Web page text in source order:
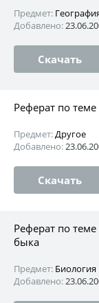
Предмет:
Добавлено:
Скачать
Реферат по
Предмет:Другое
Добавлено:
Скачать
Реферат по
быка
Предмет: Биология
Добавлено: